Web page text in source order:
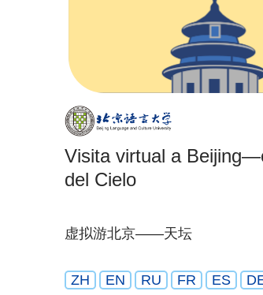
Visita virtual a
del Cielo
虚拟游北京——天坛
ZH EN RU FR ES